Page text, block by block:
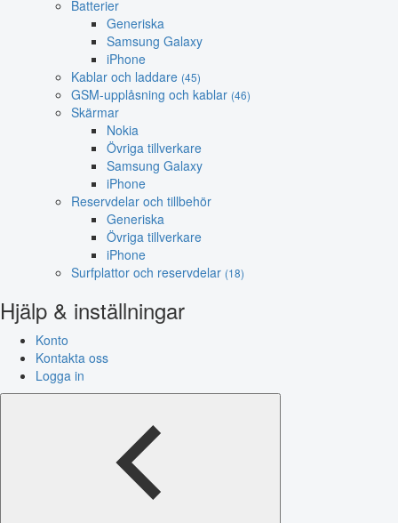
Batterier
Generiska
Samsung Galaxy
iPhone
Kablar och laddare (45)
GSM-upplåsning och kablar (46)
Skärmar
Nokia
Övriga tillverkare
Samsung Galaxy
iPhone
Reservdelar och tillbehör
Generiska
Övriga tillverkare
iPhone
Surfplattor och reservdelar (18)
Hjälp & inställningar
Konto
Kontakta oss
Logga in